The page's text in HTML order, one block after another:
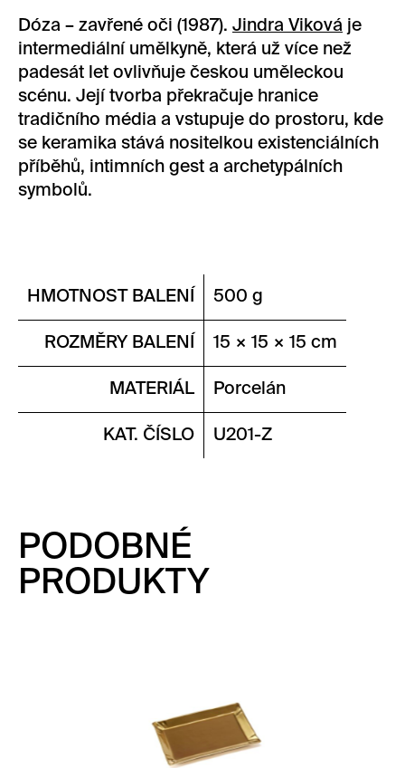
Dóza – zavřené oči (1987). Jindra Viková je
intermediální umělkyně, která už více než
padesát let ovlivňuje českou uměleckou
scénu. Její tvorba překračuje hranice
tradičního média a vstupuje do prostoru, kde
se keramika stává nositelkou existenciálních
příběhů, intimních gest a archetypálních
symbolů.
HMOTNOST BALENÍ 500 g
ROZMĚRY BALENÍ 15 × 15 × 15 cm
MATERIÁL Porcelán
KAT. ČÍSLO U201-Z
PODOBNÉ
PRODUKTY